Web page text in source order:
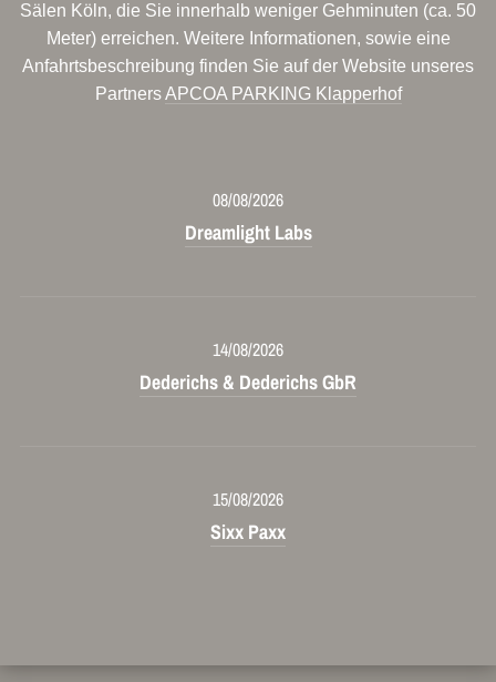
Sälen Köln, die Sie innerhalb weniger Gehminuten (ca. 50
Meter) erreichen. Weitere Informationen, sowie eine
Anfahrtsbeschreibung finden Sie auf der Website unseres
PartnersAPCOA PARKING Klapperhof
08/08/2026
Dreamlight Labs
14/08/2026
Dederichs & Dederichs GbR
15/08/2026
Sixx Paxx